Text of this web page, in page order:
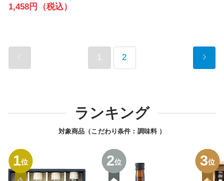
1,458円（税込）
1 2
ランキング
対象商品（こだわり条件： 調味料）
1位 2位 3位